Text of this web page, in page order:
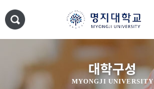
대학구성
MYONGJI UNIVERSITY